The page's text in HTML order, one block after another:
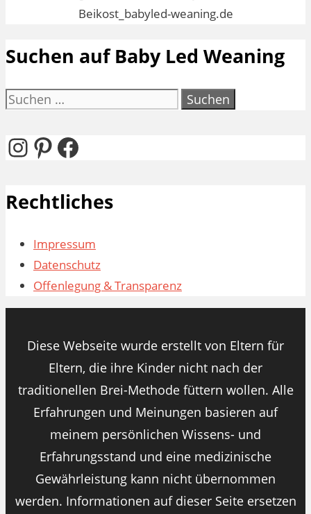
Suchen auf Baby Led Weaning
Suchen
Instagram
Pinterest
Facebook
Rechtliches
Impressum
Datenschutz
Offenlegung & Transparenz
Diese Webseite wurde erstellt von Eltern für
Eltern, die ihre Kinder nicht nach der
traditionellen Brei-Methode füttern wollen. Alle
Erfahrungen und Meinungen basieren auf
meinem persönlichen Wissens- und
Erfahrungsstand und eine medizinische
Gewährleistung kann nicht übernommen
werden. Informationen auf dieser Seite ersetzen